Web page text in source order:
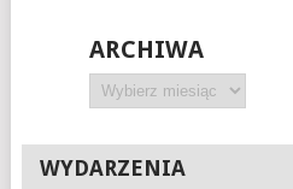
ARCHIWA
Archiwa
WYDARZENIA